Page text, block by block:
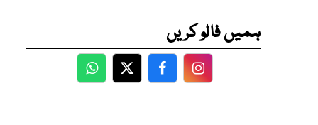
ہمیں فالو کریں
WhatsApp
TwitterFacebookFacebook